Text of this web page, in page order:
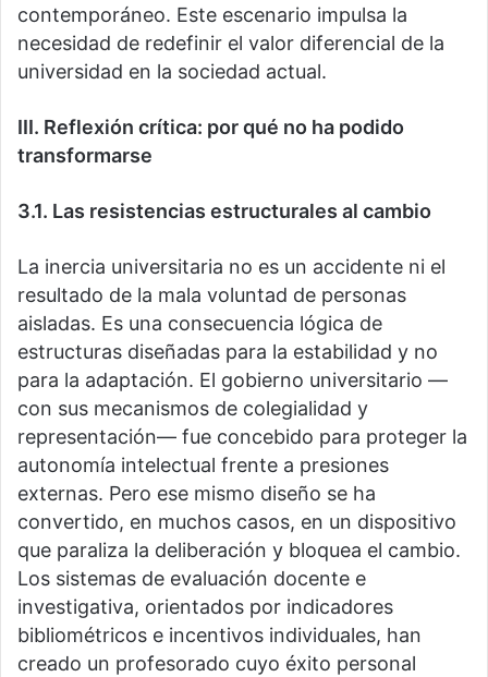
contemporáneo. Este escenario impulsa la
necesidad de redefinir el valor diferencial de la
universidad en la sociedad actual.
III. Reflexión crítica: por qué no ha podido
transformarse
3.1. Las resistencias estructurales al cambio
La inercia universitaria no es un accidente ni el
resultado de la mala voluntad de personas
aisladas. Es una consecuencia lógica de
estructuras diseñadas para la estabilidad y no
para la adaptación. El gobierno universitario —
con sus mecanismos de colegialidad y
representación— fue concebido para proteger la
autonomía intelectual frente a presiones
externas. Pero ese mismo diseño se ha
convertido, en muchos casos, en un dispositivo
que paraliza la deliberación y bloquea el cambio.
Los sistemas de evaluación docente e
investigativa, orientados por indicadores
bibliométricos e incentivos individuales, han
creado un profesorado cuyo éxito personal